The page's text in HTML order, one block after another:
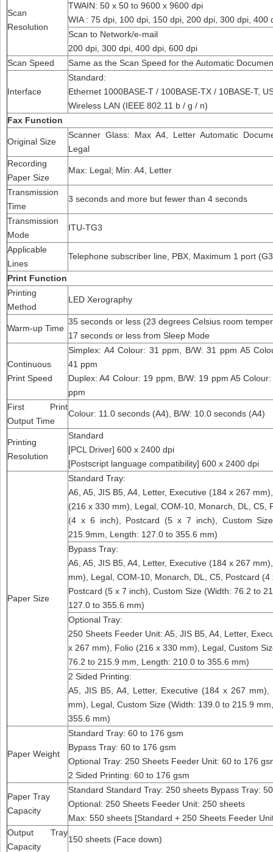
Scan
Resolution
TWAIN: 50 x 50 to 9600 x 9600 dpi
WIA : 75 dpi, 100 dpi, 150 dpi, 200 dpi, 300 dpi, 400
Scan to Network/e-mail
200 dpi, 300 dpi, 400 dpi, 600 dpi
Scan Speed
Same as the Scan Speed for the Automatic
Interface
Standard:
Ethernet 1000BASE-T / 100BASE-TX / 10BASE-T,
Wireless LAN (IEEE 802.11 b / g / n)
Fax Function
Original Size
Scanner Glass: Max A4, Letter Automatic
Legal
Recording
Paper Size
Max: Legal; Min: A4, Letter
Transmission
Time
3 seconds and more but fewer than 4 seconds
Transmission
Mode
ITU-TG3
Applicable
Lines
Telephone subscriber line, PBX, Maximum 1 port
Print Function
Printing
Method
LED Xerography
Warm-up Time
35 seconds or less (23 degrees Celsius room
17 seconds or less from Sleep Mode
Continuous
Print Speed
Simplex: A4 Colour: 31 ppm, B/W: 31 ppm A5
41 ppm
Duplex: A4 Colour: 19 ppm, B/W: 19 ppm A5
ppm
First Print
Output Time
Colour: 11.0 seconds (A4), B/W: 10.0 seconds (A4)
Printing
Resolution
Standard
[PCL Driver] 600 x 2400 dpi
[Postscript language compatibility] 600 x 2400 dpi
Paper Size
Standard Tray:
A6, A5, JIS B5, A4, Letter, Executive (184 x 267
(216 x 330 mm), Legal, COM-10, Monarch, DL, C5,
(4 x 6 inch), Postcard (5 x 7 inch), Custom
215.9mm, Length: 127.0 to 355.6 mm)
Bypass Tray:
A6, A5, JIS B5, A4, Letter, Executive (184 x 267
mm), Legal, COM-10, Monarch, DL, C5, Postcard (4
Postcard (5 x 7 inch), Custom Size (Width: 76.2 to
127.0 to 355.6 mm)
Optional Tray:
250 Sheets Feeder Unit: A5, JIS B5, A4, Letter,
x 267 mm), Folio (216 x 330 mm), Legal, Custom
76.2 to 215.9 mm, Length: 210.0 to 355.6 mm)
2 Sided Printing:
A5, JIS B5, A4, Letter, Executive (184 x 267
mm), Legal, Custom Size (Width: 139.0 to 215.9
355.6 mm)
Paper Weight
Standard Tray: 60 to 176 gsm
Bypass Tray: 60 to 176 gsm
Optional Tray: 250 Sheets Feeder Unit: 60 to 176
2 Sided Printing: 60 to 176 gsm
Paper Tray
Capacity
Standard Standard Tray: 250 sheets Bypass Tray:
Optional: 250 Sheets Feeder Unit: 250 sheets
Max: 550 sheets [Standard + 250 Sheets Feeder
Output Tray
Capacity
150 sheets (Face down)